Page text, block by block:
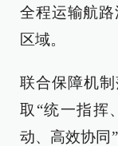
全程运输航
区域。
联合保障机
取“统一指挥
动、高效协同